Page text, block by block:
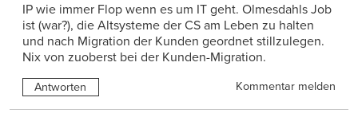
IP wie immer Flop wenn es um IT geht. Olmesdahls Job
ist (war?), die Altsysteme der CS am Leben zu halten
und nach Migration der Kunden geordnet stillzulegen.
Nix von zuoberst bei der Kunden-Migration.
Antworten Kommentar melden